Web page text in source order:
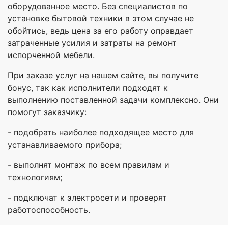
оборудованное место. Без специалистов по
установке бытовой техники в этом случае не
обойтись, ведь цена за его работу оправдает
затраченные усилия и затраты на ремонт
испорченной мебели.
При заказе услуг на нашем сайте, вы получите
бонус, так как исполнители подходят к
выполнению поставленной задачи комплексно. Они
помогут заказчику:
- подобрать наиболее подходящее место для
устанавливаемого прибора;
- выполнят монтаж по всем правилам и
технологиям;
- подключат к электросети и проверят
работоспособность.